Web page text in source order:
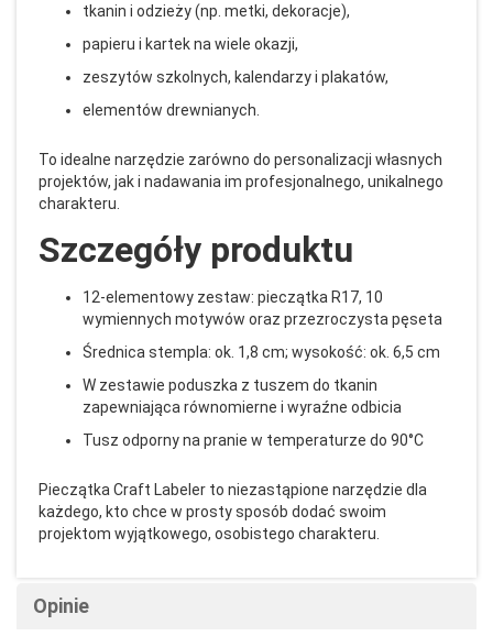
tkanin i odzieży (np. metki, dekoracje),
papieru i kartek na wiele okazji,
zeszytów szkolnych, kalendarzy i plakatów,
elementów drewnianych.
To idealne narzędzie zarówno do personalizacji własnych
projektów, jak i nadawania im profesjonalnego, unikalnego
charakteru.
Szczegóły produktu
12-elementowy zestaw: pieczątka R17, 10
wymiennych motywów oraz przezroczysta pęseta
Średnica stempla: ok. 1,8 cm; wysokość: ok. 6,5 cm
W zestawie poduszka z tuszem do tkanin
zapewniająca równomierne i wyraźne odbicia
Tusz odporny na pranie w temperaturze do 90°C
Pieczątka Craft Labeler to niezastąpione narzędzie dla
każdego, kto chce w prosty sposób dodać swoim
projektom wyjątkowego, osobistego charakteru.
Opinie